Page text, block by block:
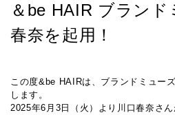
＆be HAIR ブランド
春奈を起⽤！
この度&be HAIRは、ブランドミュー
します。
2025年6⽉3⽇（⽕）より川⼝春奈さ